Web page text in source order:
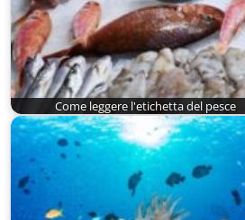
Come leggere l'etichetta del pesce